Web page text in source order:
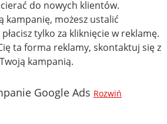
do nowych klientów.
kampanię, możesz ustalić
tylko za kliknięcie w reklamę.
ta forma reklamy, skontaktuj się z
kampanią.
Google Ads Rozwiń